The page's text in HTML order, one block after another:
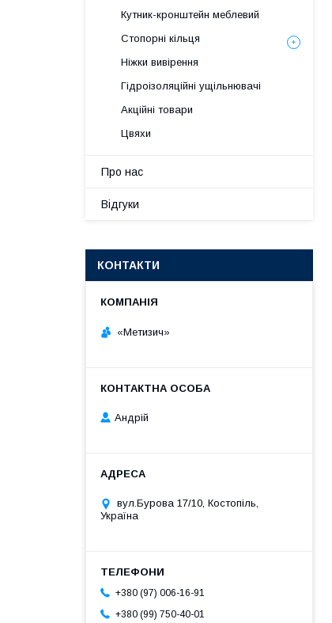
Кутник-кронштейн меблевий
Стопорні кільця
Ніжки вивірення
Гідроізоляційні ущільнювачі
Акційні товари
Цвяхи
Про нас
Відгуки
КОНТАКТИ
«Метизич»
Андрій
вул.Бурова 17/10, Костопіль,
Україна
+380 (97) 006-16-91
+380 (99) 750-40-01